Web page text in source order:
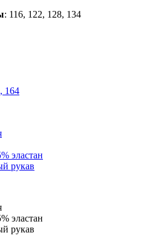
: 116, 122, 128, 134
164
эластан
рукав
эластан
рукав